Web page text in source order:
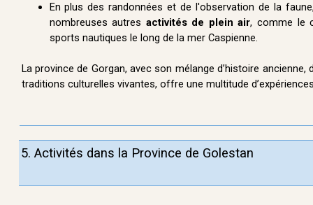
En plus des randonnées et de l'observation de la
nombreuses autres activités de plein air, comme le
sports nautiques le long de la mer Caspienne.
La province de Gorgan, avec son mélange d’histoire ancienne,
traditions culturelles vivantes, offre une multitude
5. Activités dans la Province de Golestan